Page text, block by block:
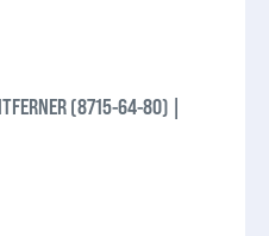
(8715-64-80) |